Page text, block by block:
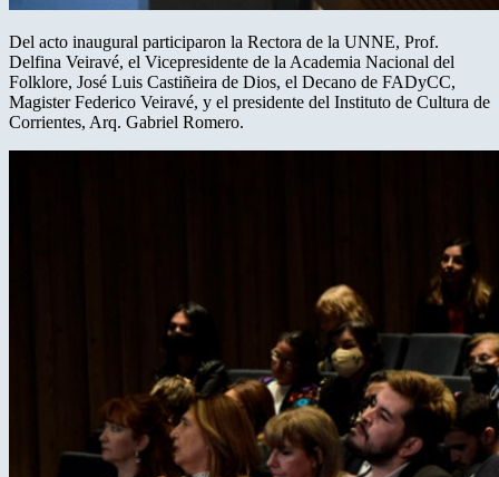
Del acto inaugural participaron la Rectora de la UNNE, Prof.
Delfina Veiravé, el Vicepresidente de la Academia Nacional del
Folklore, José Luis Castiñeira de Dios, el Decano de FADyCC,
Magister Federico Veiravé, y el presidente del Instituto de Cultura de
Corrientes, Arq. Gabriel Romero.